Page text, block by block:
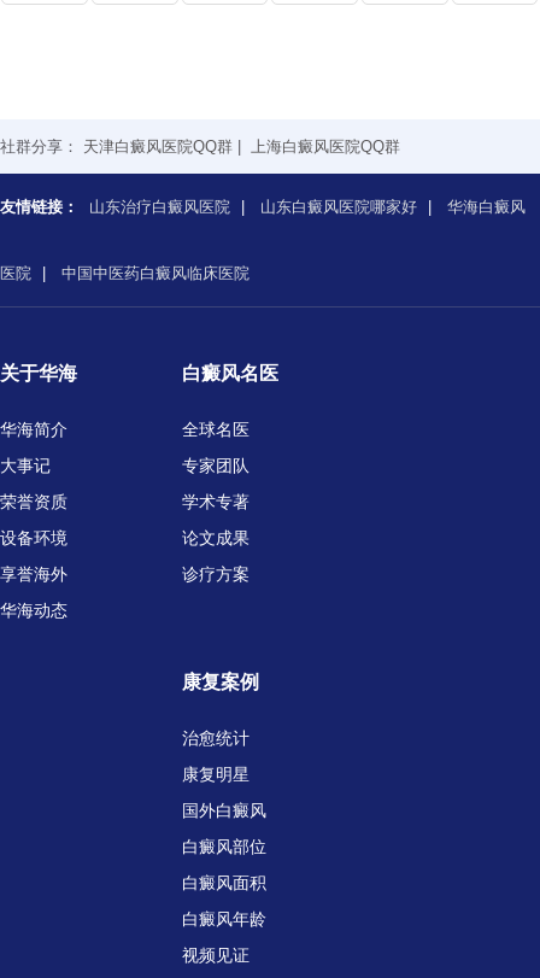
社群分享： 天津白癜风医院QQ群 上海白癜风医院QQ群
友情链接： 山东治疗白癜风医院 山东白癜风医院哪家好 华海白癜风
医院 中国中医药白癜风临床医院
关于华海
华海简介
大事记
荣誉资质
设备环境
享誉海外
华海动态
白癜风名医
全球名医
专家团队
学术专著
论文成果
诊疗方案
康复案例
治愈统计
康复明星
国外白癜风
白癜风部位
白癜风面积
白癜风年龄
视频见证